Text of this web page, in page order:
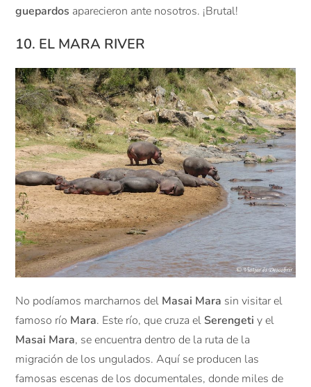
guepardos aparecieron ante nosotros. ¡Brutal!
10. EL MARA RIVER
No podíamos marcharnos del Masai Mara sin visitar el
famoso río Mara. Este río, que cruza el Serengeti y el
Masai Mara, se encuentra dentro de la ruta de la
migración de los ungulados. Aquí se producen las
famosas escenas de los documentales, donde miles de